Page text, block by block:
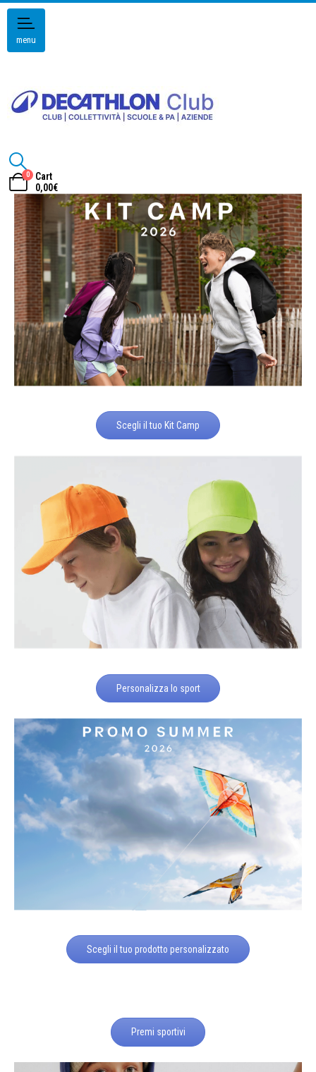
menu
0
Cart
0,00€
Scegli il tuo Kit Camp
Personalizza lo sport
Scegli il tuo prodotto personalizzato
Premi sportivi